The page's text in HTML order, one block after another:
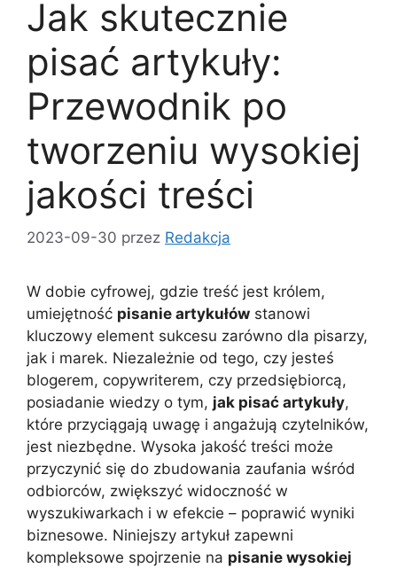
Jak skutecznie
pisać artykuły:
Przewodnik po
tworzeniu wysokiej
jakości treści
2023-09-30 przez Redakcja
W dobie cyfrowej, gdzie treść jest królem,
umiejętność pisanie artykułów stanowi
kluczowy element sukcesu zarówno dla pisarzy,
jak i marek. Niezależnie od tego, czy jesteś
blogerem, copywriterem, czy przedsiębiorcą,
posiadanie wiedzy o tym, jak pisać artykuły,
które przyciągają uwagę i angażują czytelników,
jest niezbędne. Wysoka jakość treści może
przyczynić się do zbudowania zaufania wśród
odbiorców, zwiększyć widoczność w
wyszukiwarkach i w efekcie – poprawić wyniki
biznesowe. Niniejszy artykuł zapewni
kompleksowe spojrzenie na pisanie wysokiej